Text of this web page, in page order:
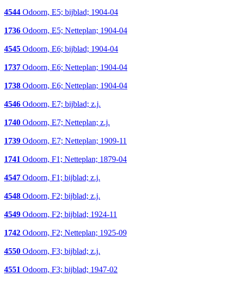
4544 Odoorn, E5; bijblad; 1904-04
1736 Odoorn, E5; Netteplan; 1904-04
4545 Odoorn, E6; bijblad; 1904-04
1737 Odoorn, E6; Netteplan; 1904-04
1738 Odoorn, E6; Netteplan; 1904-04
4546 Odoorn, E7; bijblad; z.j.
1740 Odoorn, E7; Netteplan; z.j.
1739 Odoorn, E7; Netteplan; 1909-11
1741 Odoorn, F1; Netteplan; 1879-04
4547 Odoorn, F1; bijblad; z.j.
4548 Odoorn, F2; bijblad; z.j.
4549 Odoorn, F2; bijblad; 1924-11
1742 Odoorn, F2; Netteplan; 1925-09
4550 Odoorn, F3; bijblad; z.j.
4551 Odoorn, F3; bijblad; 1947-02